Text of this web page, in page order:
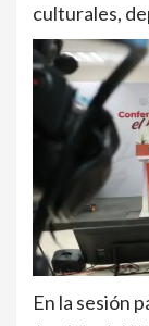
culturales,
En la sesión